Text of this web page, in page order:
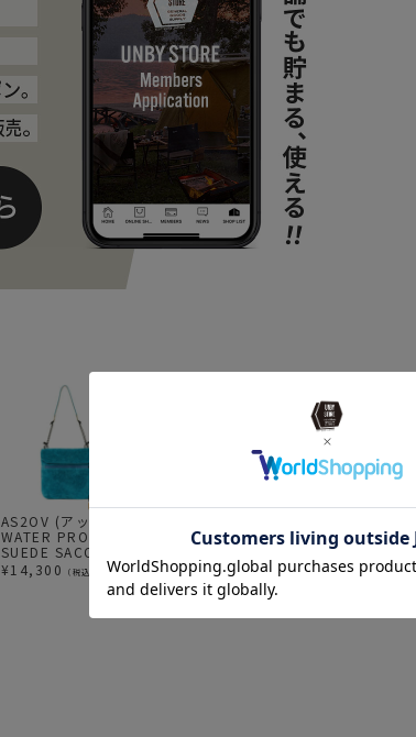
AS2OV (アッソブ)
WATER PROOF
SUEDE SACOCHE
/ サコッシュ
¥14,300 （税込）
WATER PROOF
Wallet / サコッシ
ュウォレット
¥14,300 （税込）
HIGHDENSITY
DRAW STRING
BAG / 巾着ショル
ダー
¥8,470（税込）